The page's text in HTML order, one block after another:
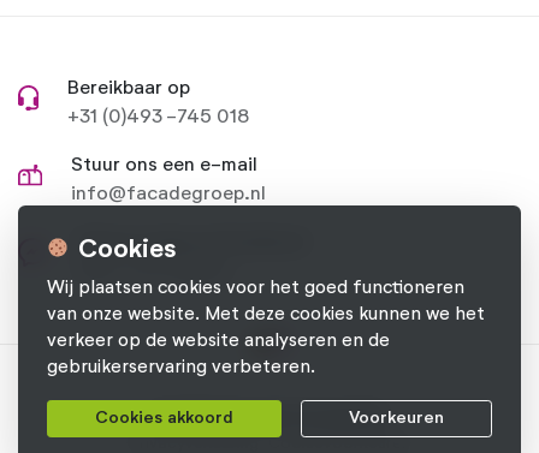
Bereikbaar op
+31 (0)493 -745 018
Stuur ons een e-mail
info@facadegroep.nl
Stel je vraag op Facebook
© 2026 Facade Groep B.V.
Privacyverklaring Cookievoorkeuren
Cookies
Wij plaatsen cookies voor het goed functioneren
van onze website. Met deze cookies kunnen we het
verkeer op de website analyseren en de
gebruikerservaring verbeteren.
Cookies akkoord Voorkeuren